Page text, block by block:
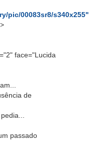
pic/00083sr8/s340x255"
face="Lucida
de
passado